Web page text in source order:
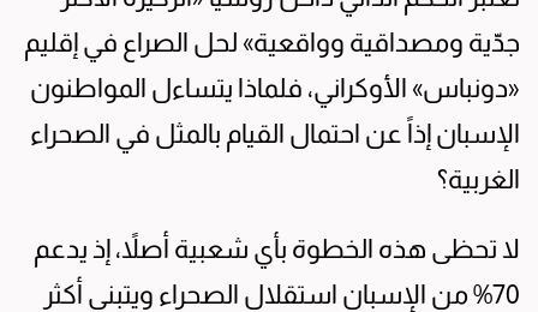
جدّية ومصداقية وواقعية» لحل الصراع في إقليم
«دونباس» الأوكراني، فلماذا يتساءل المواطنون
الإسبان إذاً عن احتمال القيام بالمثل في الصحراء
الغربية؟
لا تحظى هذه الخطوة بأي شعبية أصلاً، إذ يدعم
70% من الإسبان استقلال الصحراء ويتبنى أكثر